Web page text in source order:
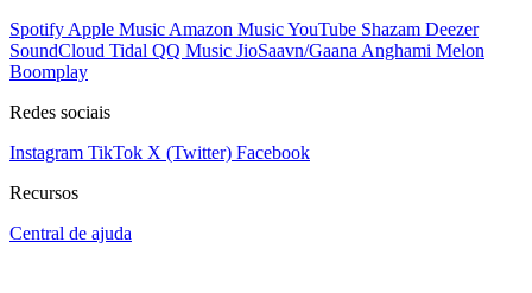
Spotify Apple Music Amazon MusicYouTube Shazam Deezer
SoundCloud Tidal QQ Music JioSaavn/Gaana Anghami Melon
Boomplay
Redes sociais
Instagram TikTok X (Twitter) Facebook
Recursos
Central de ajuda